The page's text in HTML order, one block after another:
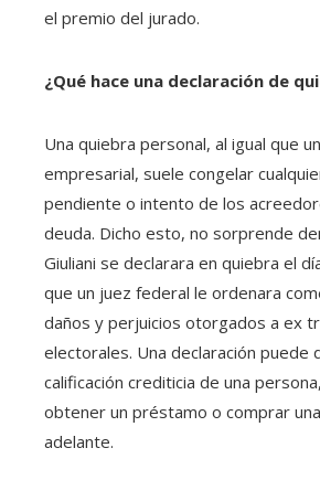
el premio del jurado.
¿Qué hace una declaración de
Una quiebra personal, al igual que
empresarial, suele congelar
pendiente o intento de los
deuda. Dicho esto, no sorprende
Giuliani se declarara en quiebra el
que un juez federal le ordenara
daños y perjuicios otorgados a ex
electorales. Una declaración puede
calificación crediticia de una
obtener un préstamo o comprar
adelante.